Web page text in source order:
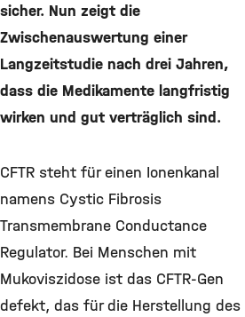
sicher. Nun zeigt die
Zwischenauswertung einer
Langzeitstudie nach drei Jahren,
dass die Medikamente langfristig
wirken und gut verträglich sind.
CFTR steht für einen Ionenkanal
namens Cystic Fibrosis
Transmembrane Conductance
Regulator. Bei Menschen mit
Mukoviszidose ist das CFTR-Gen
defekt, das für die Herstellung des